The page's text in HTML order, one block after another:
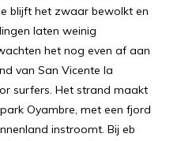
blijft het zwaar bewolkt en
laten weinig
het nog even af aan
van San Vicente la
surfers. Het strand maakt
Oyambre, met een fjord
instroomt. Bij eb